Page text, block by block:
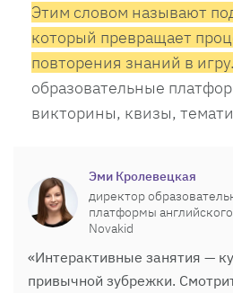
Этим словом называют
который превращает
повторения знаний в игру.
образовательные
викторины, квизы,
Эми Кролевецкая
директор
платформы
Novakid
«Интерактивные занятия —
привычной зубрежки.